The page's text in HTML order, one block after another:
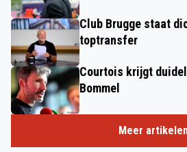
Club Brugge staat
toptransfer
Courtois krijgt
Bommel
Meer